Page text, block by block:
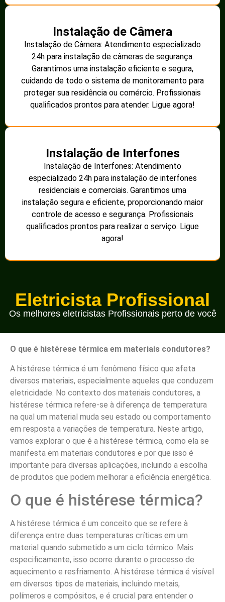
Instalação de Câmera
Instalação de Câmera: Atendimento especializado
24h para instalação de câmeras de segurança.
Garantimos uma instalação eficiente e segura,
cuidando de todo o sistema de monitoramento para
proteger sua residência ou comércio. Profissionais
qualificados prontos para atender. Ligue agora!
Instalação de Interfones
Instalação de Interfones: Atendimento
especializado 24h para instalação de interfones
residenciais e comerciais. Garantimos uma
instalação segura e eficiente, proporcionando maior
controle de acesso e segurança. Profissionais
qualificados prontos para realizar o serviço. Ligue
agora!
Eletricista Profissional
Os melhores eletricistas Profissionais perto de você
O que é histérese térmica em materiais condutores?
A histérese térmica é um fenômeno físico que afeta
diversos materiais, especialmente aqueles que conduzem
eletricidade. No contexto dos materiais condutores, a
histérese térmica refere-se à diferença de temperatura
na qual um material muda seu estado ou comportamento
em resposta a variações de temperatura. Neste artigo,
vamos explorar o que é a histérese térmica, como ela se
manifesta em materiais condutores e por que isso é
importante para diversas aplicações, incluindo a escolha
de produtos que podem melhorar a eficiência energética.
O que é histérese térmica?
A histérese térmica é um conceito que se refere à
diferença entre duas temperaturas críticas em um
material quando submetido a um ciclo térmico. Mais
especificamente, isso ocorre durante o processo de
aquecimento e resfriamento. A histérese térmica é visível
em diversos tipos de materiais, incluindo metais,
polímeros e compósitos, e é crucial para entender o